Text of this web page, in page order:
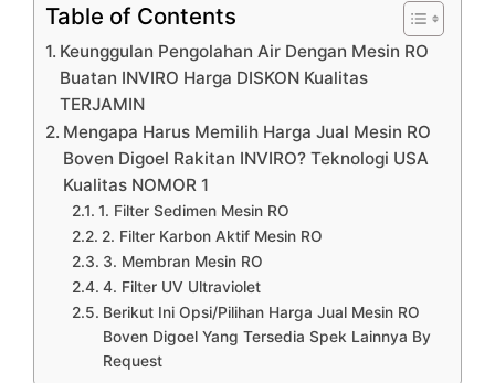
Table of Contents
Keunggulan Pengolahan Air Dengan Mesin RO
Buatan INVIRO Harga DISKON Kualitas
TERJAMIN
Mengapa Harus Memilih Harga Jual Mesin RO
Boven Digoel Rakitan INVIRO? Teknologi USA
Kualitas NOMOR 1
1. Filter Sedimen Mesin RO
2. Filter Karbon Aktif Mesin RO
3. Membran Mesin RO
4. Filter UV Ultraviolet
Berikut Ini Opsi/Pilihan Harga Jual Mesin RO
Boven Digoel Yang Tersedia Spek Lainnya By
Request